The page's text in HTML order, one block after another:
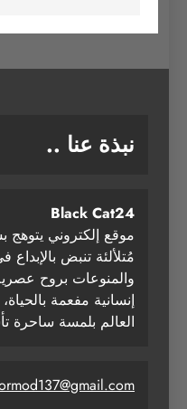
نبذة عنا ..
Black Cat24
موقع إلكتروني
مُتلألئة تنبض بالإبداع
والمنوعات بروح
إنسانية مفعمة
العالم بلمسة ساحرة